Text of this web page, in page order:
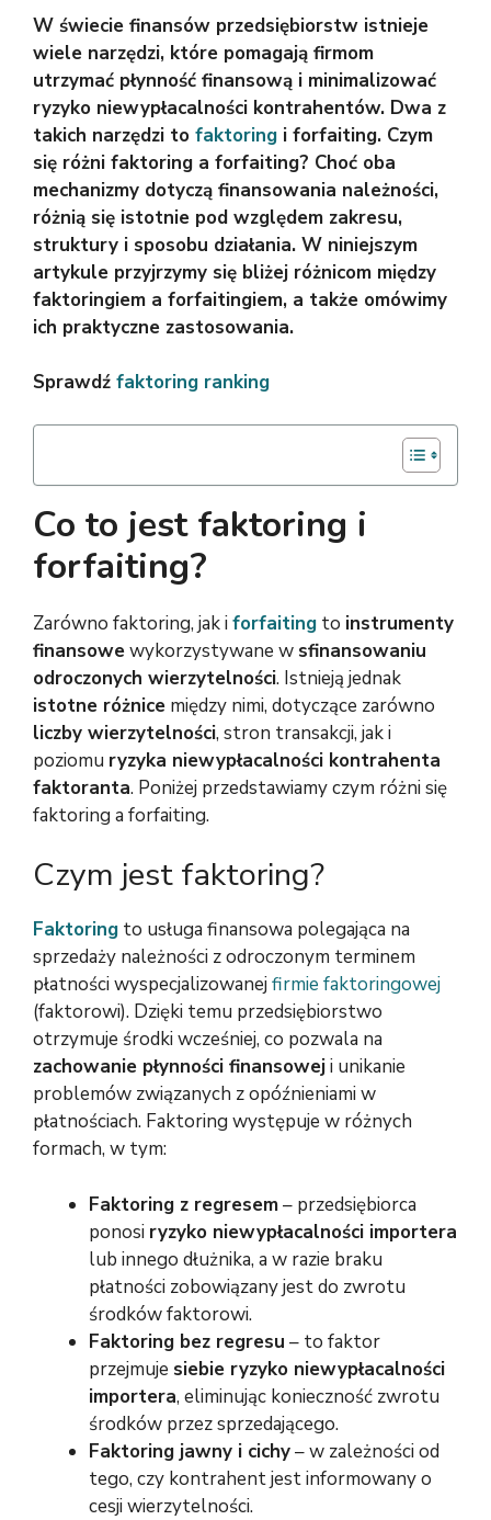
W świecie finansów przedsiębiorstw istnieje
wiele narzędzi, które pomagają firmom
utrzymać płynność finansową i minimalizować
ryzyko niewypłacalności kontrahentów. Dwa z
takich narzędzi to faktoring i forfaiting. Czym
się różni faktoring a forfaiting? Choć oba
mechanizmy dotyczą finansowania należności,
różnią się istotnie pod względem zakresu,
struktury i sposobu działania. W niniejszym
artykule przyjrzymy się bliżej różnicom między
faktoringiem a forfaitingiem, a także omówimy
ich praktyczne zastosowania.
Sprawdź faktoring ranking
Co to jest faktoring i
forfaiting?
Zarówno faktoring, jak iforfaiting to instrumenty
finansowewykorzystywane w sfinansowaniu
odroczonych wierzytelności. Istnieją jednak
istotne różnice między nimi, dotyczące zarówno
liczby wierzytelności, stron transakcji, jak i
poziomu ryzyka niewypłacalności kontrahenta
faktoranta. Poniżej przedstawiamy czym różni się
faktoring a forfaiting.
Czym jest faktoring?
Faktoring to usługa finansowa polegająca na
sprzedaży należności z odroczonym terminem
płatności wyspecjalizowanejfirmie faktoringowej
(faktorowi). Dzięki temu przedsiębiorstwo
otrzymuje środki wcześniej, co pozwala na
zachowanie płynności finansoweji unikanie
problemów związanych z opóźnieniami w
płatnościach. Faktoring występuje w różnych
formach, w tym:
Faktoring z regresem– przedsiębiorca
ponosi ryzyko niewypłacalności importera
lub innego dłużnika, a w razie braku
płatności zobowiązany jest do zwrotu
środków faktorowi.
Faktoring bez regresu – to faktor
przejmuje siebie ryzyko niewypłacalności
importera, eliminując konieczność zwrotu
środków przez sprzedającego.
Faktoring jawny i cichy– w zależności od
tego, czy kontrahent jest informowany o
cesji wierzytelności.